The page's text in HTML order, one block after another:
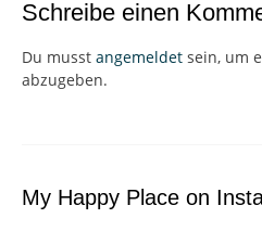
Schreibe einen
Du musst angemeldet sein, um
abzugeben.
My Happy Place on